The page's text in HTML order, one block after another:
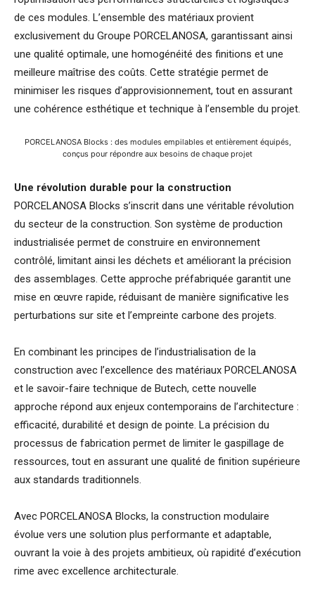
de ces modules. L’ensemble des matériaux provient
exclusivement du Groupe PORCELANOSA, garantissant ainsi
une qualité optimale, une homogénéité des finitions et une
meilleure maîtrise des coûts. Cette stratégie permet de
minimiser les risques d’approvisionnement, tout en assurant
une cohérence esthétique et technique à l’ensemble du projet.
PORCELANOSA Blocks : des modules empilables et entièrement équipés,
conçus pour répondre aux besoins de chaque projet
Une révolution durable pour la construction
PORCELANOSA Blocks s’inscrit dans une véritable révolution
du secteur de la construction. Son système de production
industrialisée permet de construire en environnement
contrôlé, limitant ainsi les déchets et améliorant la précision
des assemblages. Cette approche préfabriquée garantit une
mise en œuvre rapide, réduisant de manière significative les
perturbations sur site et l’empreinte carbone des projets.
En combinant les principes de l’industrialisation de la
construction avec l’excellence des matériaux PORCELANOSA
et le savoir-faire technique de Butech, cette nouvelle
approche répond aux enjeux contemporains de l’architecture :
efficacité, durabilité et design de pointe. La précision du
processus de fabrication permet de limiter le gaspillage de
ressources, tout en assurant une qualité de finition supérieure
aux standards traditionnels.
Avec PORCELANOSA Blocks, la construction modulaire
évolue vers une solution plus performante et adaptable,
ouvrant la voie à des projets ambitieux, où rapidité d’exécution
rime avec excellence architecturale.